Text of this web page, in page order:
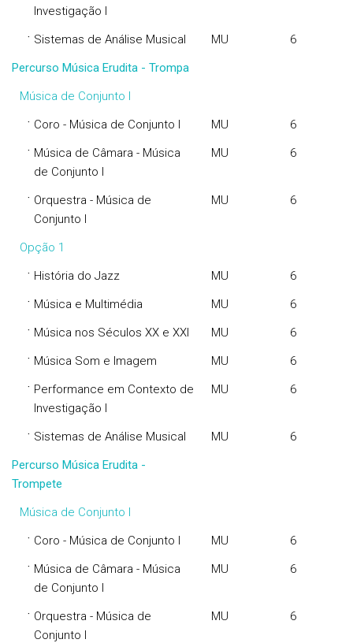
Investigação I
· Sistemas de Análise Musical MU
6
Percurso Música Erudita - Trompa
Música de Conjunto I
· Coro - Música de Conjunto I MU 6
· Música de Câmara - Música
de Conjunto I
MU 6
· Orquestra - Música de
Conjunto I
MU 6
Opção 1
· História do Jazz MU 6
· Música e Multimédia MU 6
· Música nos Séculos XX e XXI MU 6
· Música Som e Imagem MU 6
· Performance em Contexto de
Investigação I
MU 6
· Sistemas de Análise Musical MU
6
Percurso Música Erudita -
Trompete
Música de Conjunto I
· Coro - Música de Conjunto I MU 6
· Música de Câmara - Música
de Conjunto I
MU 6
· Orquestra - Música de
Conjunto I
MU 6